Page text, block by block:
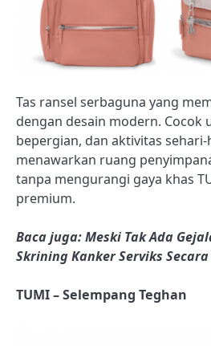
Tas ransel serbaguna yang
dengan desain modern. Cocok
bepergian, dan aktivitas sehari-
menawarkan ruang
tanpa mengurangi gaya khas
premium.
Baca juga: Meski Tak Ada
Skrining Kanker Serviks
TUMI – Selempang Teghan